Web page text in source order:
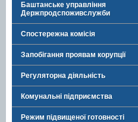
Баштанське управління
Держпродспоживслужби
Спостережна комісія
Запобігання проявам корупції
Регуляторна діяльність
Комунальні підприємства
Режим підвищеної готовності